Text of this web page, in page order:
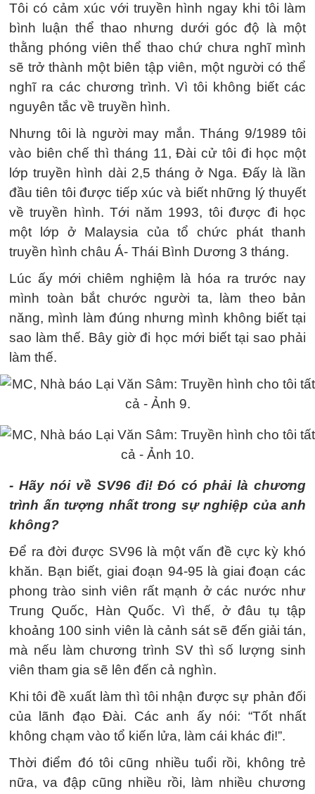
Tôi có cảm xúc với truyền hình ngay khi tôi làm
bình luận thể thao nhưng dưới góc độ là một
thằng phóng viên thể thao chứ chưa nghĩ mình
sẽ trở thành một biên tập viên, một người có thể
nghĩ ra các chương trình. Vì tôi không biết các
nguyên tắc về truyền hình.
Nhưng tôi là người may mắn. Tháng 9/1989 tôi
vào biên chế thì tháng 11, Đài cử tôi đi học một
lớp truyền hình dài 2,5 tháng ở Nga. Đấy là lần
đầu tiên tôi được tiếp xúc và biết những lý thuyết
về truyền hình. Tới năm 1993, tôi được đi học
một lớp ở Malaysia của tổ chức phát thanh
truyền hình châu Á- Thái Bình Dương 3 tháng.
Lúc ấy mới chiêm nghiệm là hóa ra trước nay
mình toàn bắt chước người ta, làm theo bản
năng, mình làm đúng nhưng mình không biết tại
sao làm thế. Bây giờ đi học mới biết tại sao phải
làm thế.
- Hãy nói về SV96 đi! Đó có phải là chương
trình ấn tượng nhất trong sự nghiệp của anh
không?
Để ra đời được SV96 là một vấn đề cực kỳ khó
khăn. Bạn biết, giai đoạn 94-95 là giai đoạn các
phong trào sinh viên rất mạnh ở các nước như
Trung Quốc, Hàn Quốc. Vì thế, ở đâu tụ tập
khoảng 100 sinh viên là cảnh sát sẽ đến giải tán,
mà nếu làm chương trình SV thì số lượng sinh
viên tham gia sẽ lên đến cả nghìn.
Khi tôi đề xuất làm thì tôi nhận được sự phản đối
của lãnh đạo Đài. Các anh ấy nói: “Tốt nhất
không chạm vào tổ kiến lửa, làm cái khác đi!”.
Thời điểm đó tôi cũng nhiều tuổi rồi, không trẻ
nữa, va đập cũng nhiều rồi, làm nhiều chương